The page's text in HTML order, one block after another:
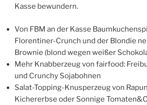
Kasse bewundern.
Von FBM an der Kasse
Florentiner-Crunch und der Blondie
Brownie (blond wegen weißer
Mehr Knabberzeug von fairfood:
und Crunchy Sojabohnen
Salat-Topping-Knusperzeug von
Kichererbse oder Sonnige